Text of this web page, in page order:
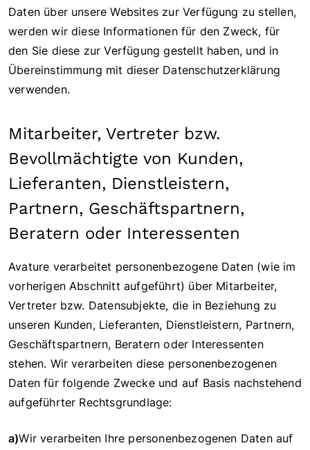
Daten über unsere Websites zur Verfügung zu stellen,
werden wir diese Informationen für den Zweck, für
den Sie diese zur Verfügung gestellt haben, und in
Übereinstimmung mit dieser Datenschutzerklärung
verwenden.
Mitarbeiter, Vertreter bzw.
Bevollmächtigte von Kunden,
Lieferanten, Dienstleistern,
Partnern, Geschäftspartnern,
Beratern oder Interessenten
Avature verarbeitet personenbezogene Daten (wie im
vorherigen Abschnitt aufgeführt) über Mitarbeiter,
Vertreter bzw. Datensubjekte, die in Beziehung zu
unseren Kunden, Lieferanten, Dienstleistern, Partnern,
Geschäftspartnern, Beratern oder Interessenten
stehen. Wir verarbeiten diese personenbezogenen
Daten für folgende Zwecke und auf Basis nachstehend
aufgeführter Rechtsgrundlage:
a)Wir verarbeiten Ihre personenbezogenen Daten auf